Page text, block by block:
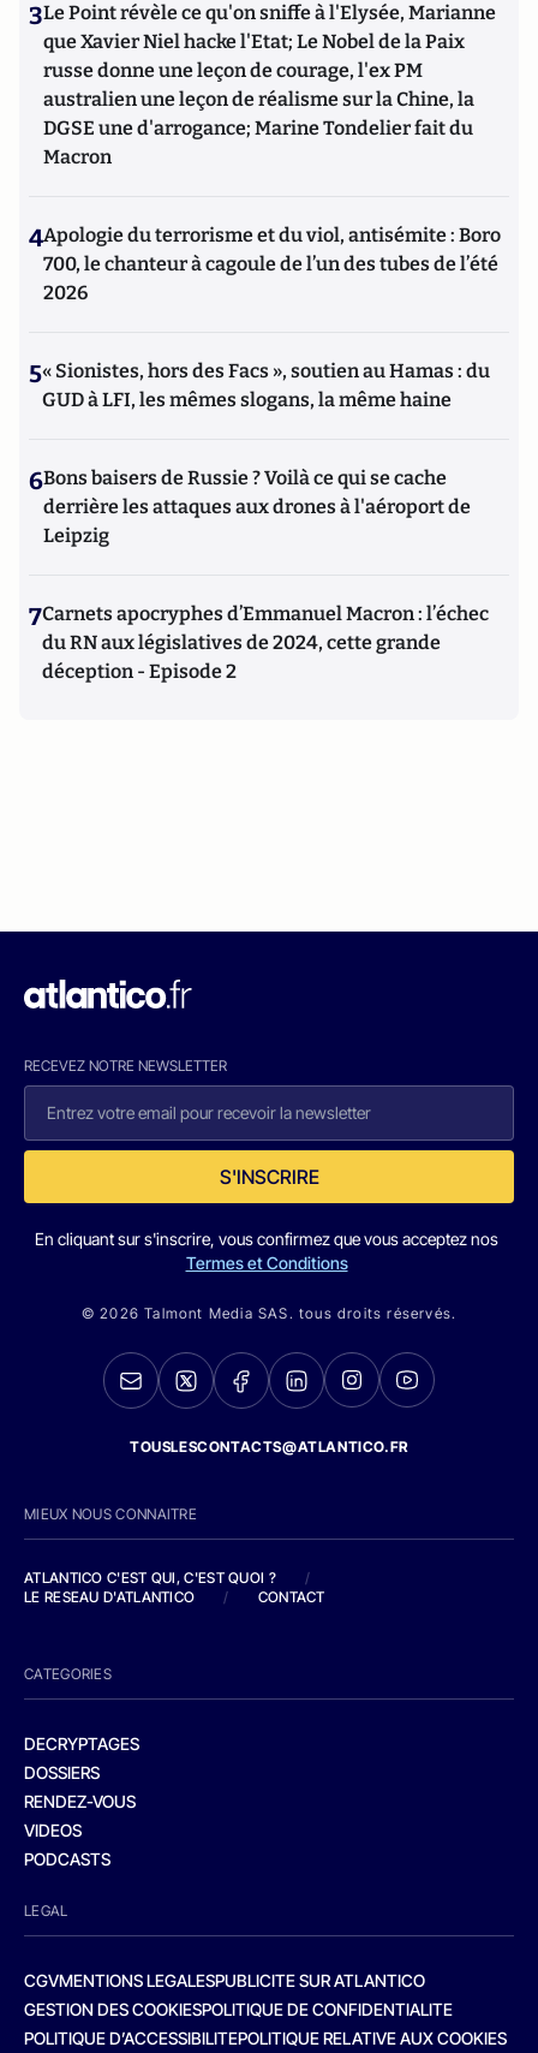
3Le Point révèle ce qu'on sniffe à l'Elysée, Marianne
que Xavier Niel hacke l'Etat; Le Nobel de la Paix
russe donne une leçon de courage, l'ex PM
australien une leçon de réalisme sur la Chine, la
DGSE une d'arrogance; Marine Tondelier fait du
Macron
4Apologie du terrorisme et du viol, antisémite : Boro
700, le chanteur à cagoule de l’un des tubes de l’été
2026
5« Sionistes, hors des Facs », soutien au Hamas : du
GUD à LFI, les mêmes slogans, la même haine
6Bons baisers de Russie ? Voilà ce qui se cache
derrière les attaques aux drones à l'aéroport de
Leipzig
7Carnets apocryphes d’Emmanuel Macron : l’échec
du RN aux législatives de 2024, cette grande
déception - Episode 2
RECEVEZ NOTRE NEWSLETTER
S'INSCRIRE
En cliquant sur s'inscrire, vous confirmez que vous acceptez nos
Termes et Conditions
© 2026 Talmont Media SAS. tous droits réservés.
TOUSLESCONTACTS@ATLANTICO.FR
MIEUX NOUS CONNAITRE
ATLANTICO C'EST QUI, C'EST QUOI ?
/
LE RESEAU D'ATLANTICO
/ CONTACT
CATEGORIES
DECRYPTAGES
DOSSIERS
RENDEZ-VOUS
VIDEOS
PODCASTS
LEGAL
CGVMENTIONS LEGALESPUBLICITE SUR ATLANTICO
GESTION DES COOKIESPOLITIQUE DE CONFIDENTIALITE
POLITIQUE D’ACCESSIBILITEPOLITIQUE RELATIVE AUX COOKIES